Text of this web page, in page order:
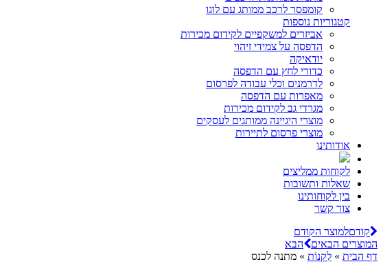
קומפסר לרכב ממותג עם לוגו
קטגוריות נוספות
אביזרים למשקפיים לקידום מכירות
הדפסה על צמידי זיהוי
יודאיקה
כדורי לחץ עם הדפסה
לדרמנים וכלי עבודה לפרסום
מאפרות עם הדפסה
מגרדי גב לקידום מכירות
מוצרי היגיינה ממותגים לעסקים
מוצרי פרסום לתיירות
אודותינו
לקוחות ממליצים
שאלות ותשובות
בין לקוחותינו
צור קשר
קודםלמוצר הקודם
המוצרים הבאים
הבא
דף הבית » לִקְנוֹת » מתנה לכנס